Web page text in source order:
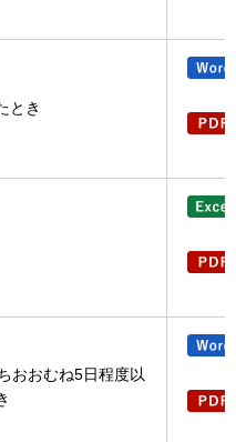
とき
おおむね5日程度以